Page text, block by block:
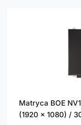
Matryca BOE
(1920 x 1080) /